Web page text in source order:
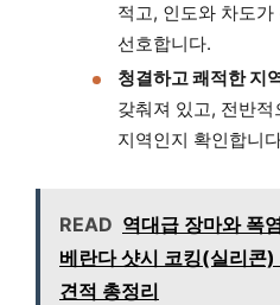
적고, 인도와 차도
선호합니다.
청결하고 쾌적한 지
갖춰져 있고, 전반
지역인지 확인합니
READ 역대급 장마와 폭
베란다 샷시 코킹(실리콘
견적 총정리